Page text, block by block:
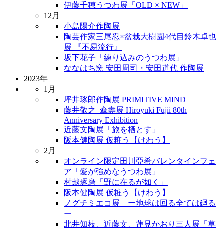
伊藤千穂うつわ展「OLD × NEW」
12月
小島陽介作陶展
陶芸作家三尾忍×盆栽大樹園4代目鈴木卓也
展 『不易流行』
坂下花子「練り込みのうつわ展」
ななはち窯 安田周司・安田道代 作陶展
2023年
1月
坪井琢郎作陶展 PRIMITIVE MIND
藤井敬之_傘壽展 Hiroyuki Fujii 80th
Anniversary Exhibition
近藤文陶展「旅を栖とす」
阪本健陶展 仮粧う【けわう】
2月
オンライン限定田川亞希バレンタインフェ
ア「愛が強めなうつわ展」
村越琢磨「野に在るが如く」
阪本健陶展 仮粧う【けわう】
ノグチミエコ展 ー地球は回る全ては廻る
ー
北井知枝、近藤文、蓮見かおり三人展「草